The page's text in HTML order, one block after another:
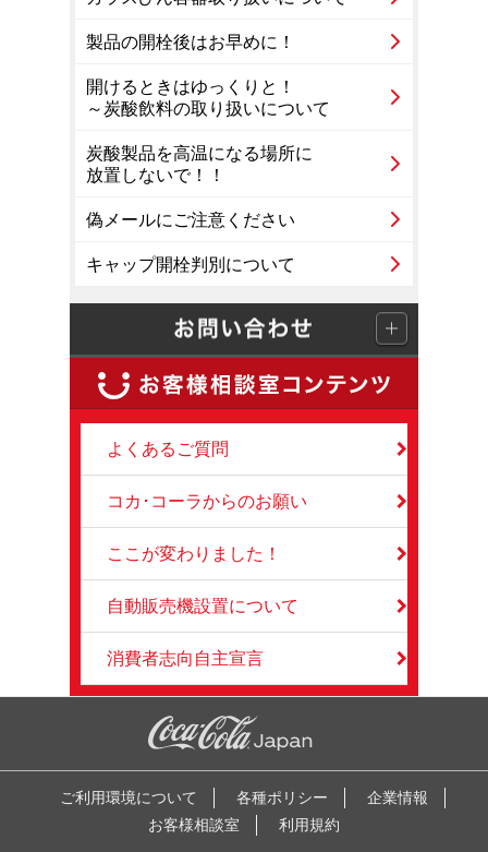
製品の開栓後はお早めに！
開けるときはゆっくりと！
～炭酸飲料の取り扱いについて
炭酸製品を高温になる場所に
放置しないで！！
偽メールにご注意ください
キャップ開栓判別について
よくあるご質問
コカ･コーラからのお願い
ここが変わりました！
自動販売機設置について
消費者志向自主宣言
ご利用環境について 各種ポリシー
企業情報
お客様相談室
利用規約